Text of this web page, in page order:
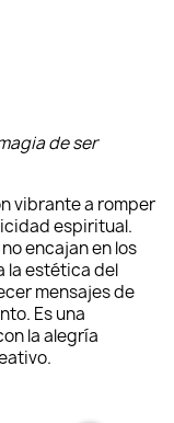
de ser
vibrante a romper
espiritual.
encajan en los
la estética del
mensajes de
Es una
la alegría